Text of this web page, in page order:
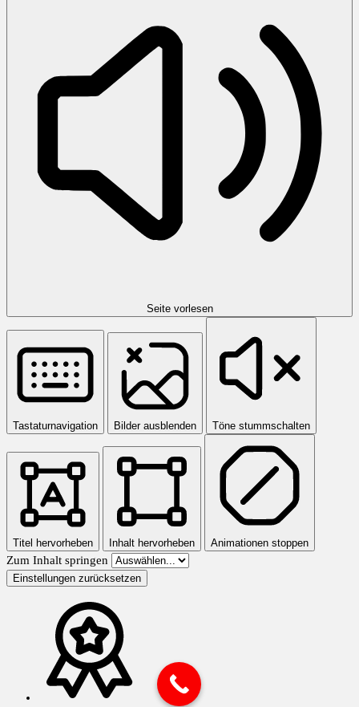
Seite vorlesen
Tastaturnavigation Bilder ausblenden Töne stummschalten
Titel hervorheben Inhalt hervorheben Animationen stoppen
Zum Inhalt springen
Einstellungen zurücksetzen